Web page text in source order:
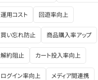
運用コスト 回遊率向上
買い忘れ防止 商品購入率アップ
解約阻止 カート投入率向上
ログイン率向上 メディア間連携